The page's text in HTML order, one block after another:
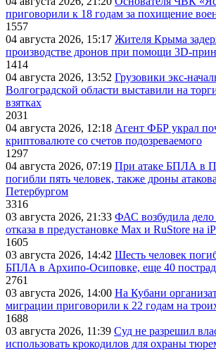
приговорили к 18 годам за похищение
1557
04 августа 2026, 15:17 Жителя Крыма
производстве дронов при помощи
1414
04 августа 2026, 13:52 Грузовики экс-
Волгоградской области выставили на
взятках
2031
04 августа 2026, 12:18 Агент ФБР украл
криптовалюте со счетов подозреваемого
1297
04 августа 2026, 07:19 При атаке БПЛА в
погибли пять человек, также дроны
Петербургом
3316
03 августа 2026, 21:33 ФАС возбудила дело
отказа в предустановке Max и RuStore на
1605
03 августа 2026, 14:42 Шесть человек
БПЛА в Архипо-Осиповке, еще 40
2761
03 августа 2026, 14:00 На Кубани
миграции приговорили к 22 годам на
1688
03 августа 2026, 11:39 Суд не разрешил
использовать крокодилов для охраны